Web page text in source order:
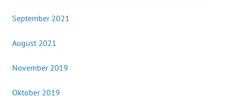
September 2021
August 2021
November 2019
Oktober 2019